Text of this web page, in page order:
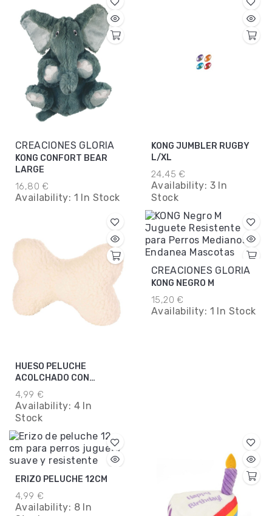
CREACIONES GLORIA
KONG CONFORT BEAR
LARGE
16,80 €
Availability: 1 In Stock
KONG JUMBLER RUGBY
L/XL
24,45 €
Availability: 3 In
Stock
HUESO PELUCHE
ACOLCHADO CON
SONIDO 20CM BLANCO
4,99 €
Availability: 4 In
Stock
CREACIONES GLORIA
KONG NEGRO M
15,20 €
Availability: 1 In Stock
ERIZO PELUCHE 12CM
4,99 €
Availability: 8 In